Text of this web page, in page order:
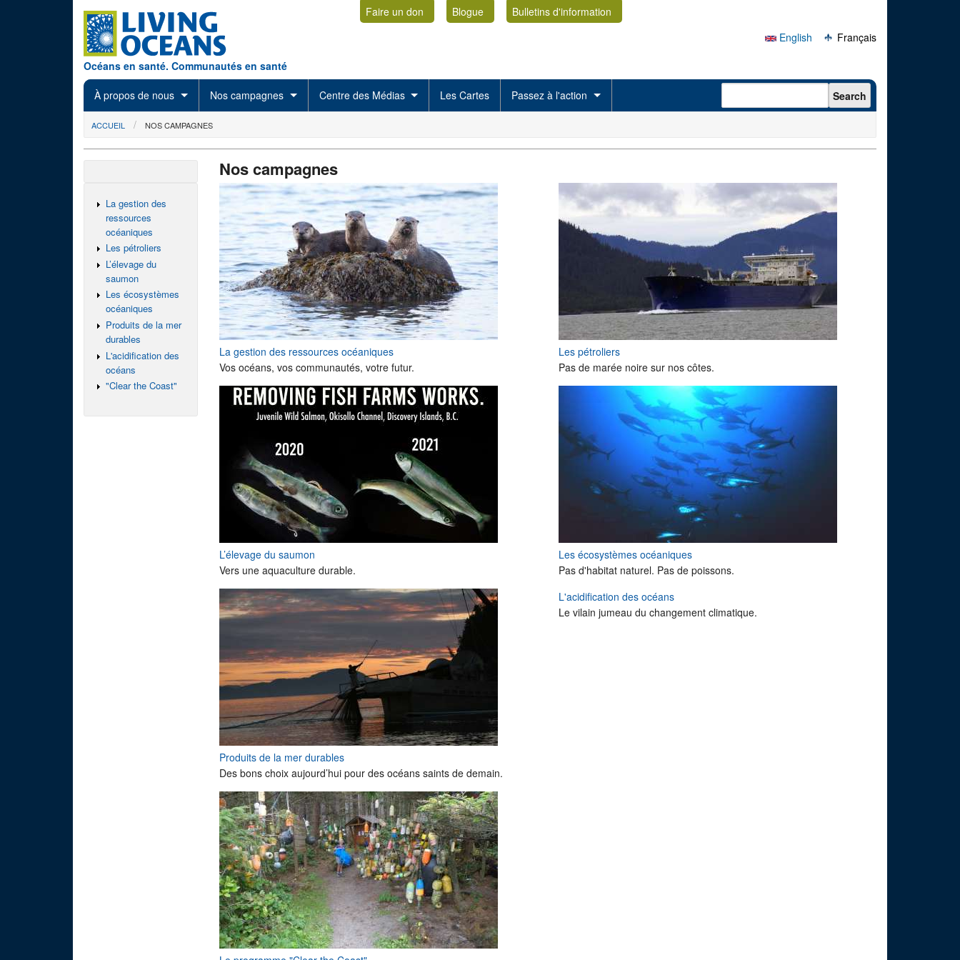
Océans en santé. Communautés en santé
Faire un don Blogue
Bulletins d'information
English
Français
À propos de nous Nos campagnes Centre des Médias Les Cartes Passez à l'action Search form Search
You are here
ACCUEIL NOS CAMPAGNES
Nos campagnes
La gestion des ressources océaniques
Vos océans, vos communautés, votre futur.
Les pétroliers
Pas de marée noire sur nos côtes.
L’élevage du saumon
Vers une aquaculture durable.
Les écosystèmes océaniques
Pas d'habitat naturel. Pas de poissons.
Produits de la mer durables
Des bons choix aujourd’hui pour des océans saints de demain.
L'acidification des océans
Le vilain jumeau du changement climatique.
La gestion des
ressources
océaniques
Les pétroliers
L’élevage du
saumon
Les écosystèmes
océaniques
Produits de la mer
durables
L'acidification des
océans
"Clear the Coast"